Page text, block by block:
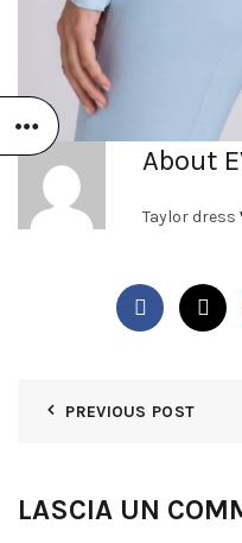
About
Taylor dress
PREVIOUS POST
LASCIA UN